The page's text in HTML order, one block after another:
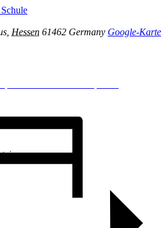
Hessen 61462 Germany Google-Karte